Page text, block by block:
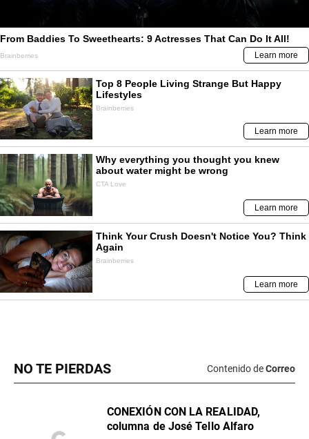
NO TE PIERDAS Contenido deCorreo
CONEXIÓN CON LA REALIDAD,
columna de José Tello Alfaro